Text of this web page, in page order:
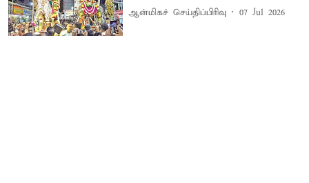
ஆன்மிகச் செய்திப்பிரிவு 07 Jul 2026